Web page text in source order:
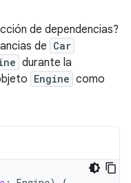
de dependencias?
de Car
durante la
Engine como